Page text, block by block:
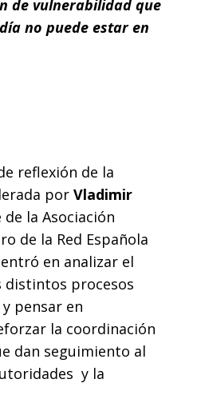
de vulnerabilidad que
no puede estar en
reflexión de la
porVladimir
la Asociación
de la Red Española
en analizar el
distintos procesos
pensar en
la coordinación
dan seguimiento al
y la